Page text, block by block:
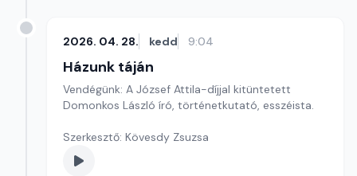
2026. 04. 28. kedd 9:04
Házunk táján
Vendégünk: A József Attila-díjjal kitüntetett
Domonkos László író, történetkutató, esszéista.
Szerkesztő: Kövesdy Zsuzsa